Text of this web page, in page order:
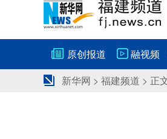
原创报道 融视频
新华网 > 福建频道 > 正